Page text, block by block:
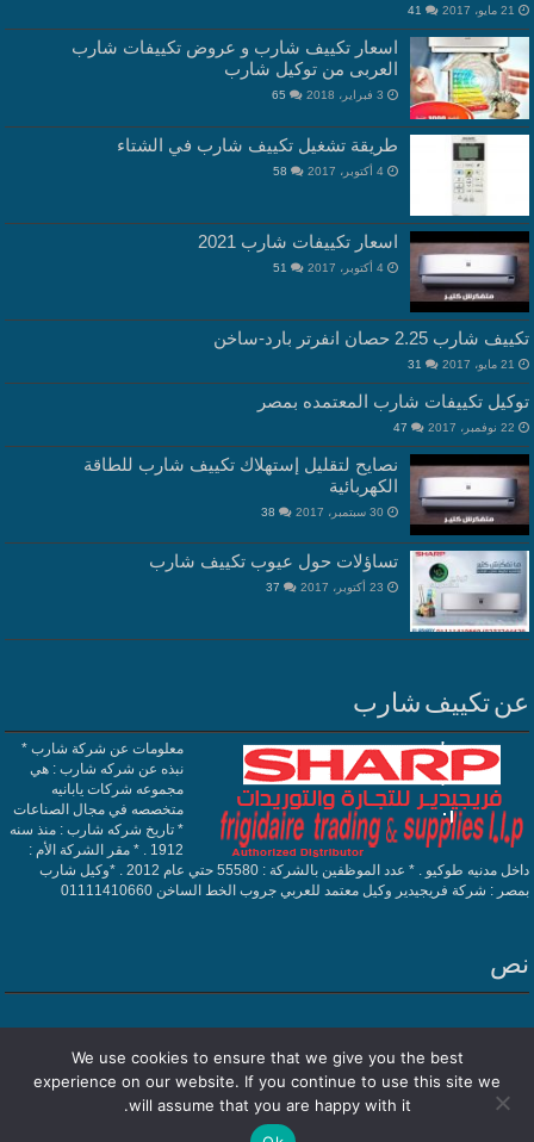
21 مايو، 2017 41
اسعار تكييف شارب و عروض تكييفات شارب
العربى من توكيل شارب
3 فبراير، 2018 65
طريقة تشغيل تكييف شارب في الشتاء
4 أكتوبر، 2017 58
اسعار تكييفات شارب 2021
4 أكتوبر، 2017 51
تكييف شارب 2.25 حصان انفرتر بارد-ساخن
21 مايو، 2017 31
توكيل تكييفات شارب المعتمده بمصر
22 نوفمبر، 2017 47
نصايح لتقليل إستهلاك تكييف شارب للطاقة
الكهربائية
30 سبتمبر، 2017 38
تساؤلات حول عيوب تكييف شارب
23 أكتوبر، 2017 37
عن تكييف شارب
معلومات عن شركة شارب *
نبذه عن شركه شارب : هي
مجموعه شركات يابانيه
متخصصه في مجال الصناعات
* تاريخ شركه شارب : منذ سنه
1912 . * مقر الشركة الأم :
داخل مدنيه طوكيو . * عدد الموظفين بالشركة : 55580 حتي عام 2012 . *وكيل شارب
بمصر : شركة فريجيدير وكيل معتمد للعربي جروب الخط الساخن 01111410660
نص
Powered by تكييف شارب| Designed by فريجيدير
We use cookies to ensure that we give you the best
experience on our website. If you continue to use this site we
will assume that you are happy with it.